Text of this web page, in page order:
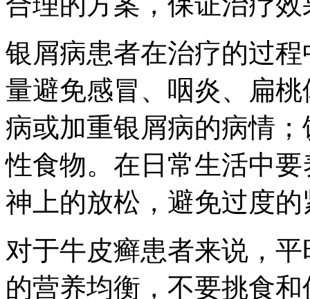
银屑病患者在治疗的过
量避免感冒、咽炎、扁
病或加重银屑病的病情
性食物。在日常生活中
神上的放松，避免过度
对于牛皮癣患者来说，
的营养均衡，不要挑食